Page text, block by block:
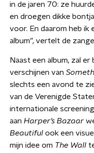
in de jaren 70: ze
en droegen dikke
voor. En daarom heb ik
album”, vertelt de
Naast een album, zal
verschijnen van
slechts een avond te
van de Verenigde
internationale
aan Harper’s Bazaar
Beautiful ook een
mijn idee om The Wall